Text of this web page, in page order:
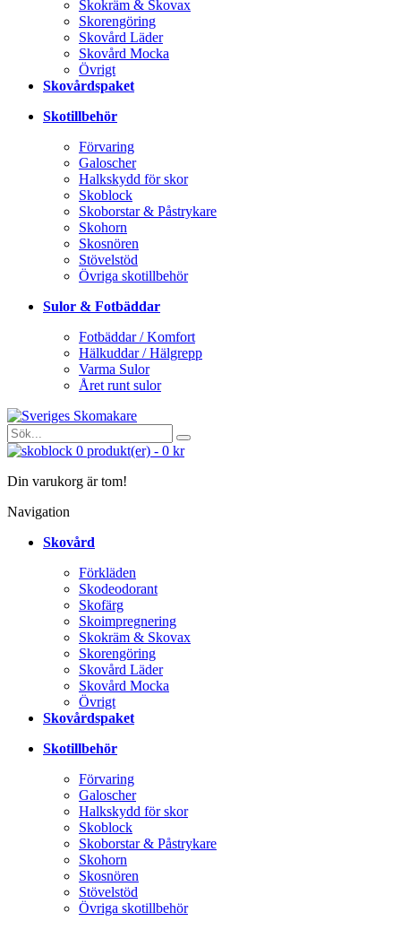
Skokräm & Skovax
Skorengöring
Skovård Läder
Skovård Mocka
Övrigt
Skovårdspaket
Skotillbehör
Förvaring
Galoscher
Halkskydd för skor
Skoblock
Skoborstar & Påstrykare
Skohorn
Skosnören
Stövelstöd
Övriga skotillbehör
Sulor & Fotbäddar
Fotbäddar / Komfort
Hälkuddar / Hälgrepp
Varma Sulor
Året runt sulor
0 produkt(er) - 0 kr
Din varukorg är tom!
Navigation
Skovård
Förkläden
Skodeodorant
Skofärg
Skoimpregnering
Skokräm & Skovax
Skorengöring
Skovård Läder
Skovård Mocka
Övrigt
Skovårdspaket
Skotillbehör
Förvaring
Galoscher
Halkskydd för skor
Skoblock
Skoborstar & Påstrykare
Skohorn
Skosnören
Stövelstöd
Övriga skotillbehör